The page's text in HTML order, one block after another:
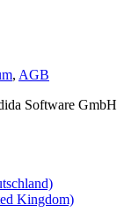
, AGB
Software GmbH